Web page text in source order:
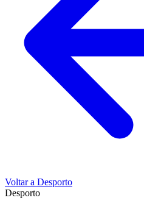
Voltar a Desporto
Desporto